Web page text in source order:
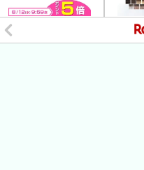
(1)
(1)
(2)
(3)
(7)
(5)
(1)
(5)
(4)